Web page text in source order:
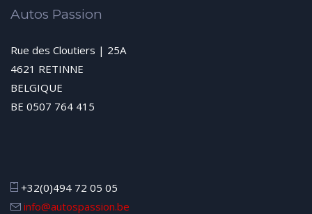
Autos Passion
Rue des Cloutiers | 25A
4621 RETINNE
BELGIQUE
BE 0507 764 415
+32(0)494 72 05 05
info@autospassion.be